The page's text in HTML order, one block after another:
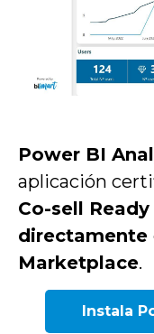
Power BI
aplicación
Co-sell Ready
directamente
Marketplace.
Instala